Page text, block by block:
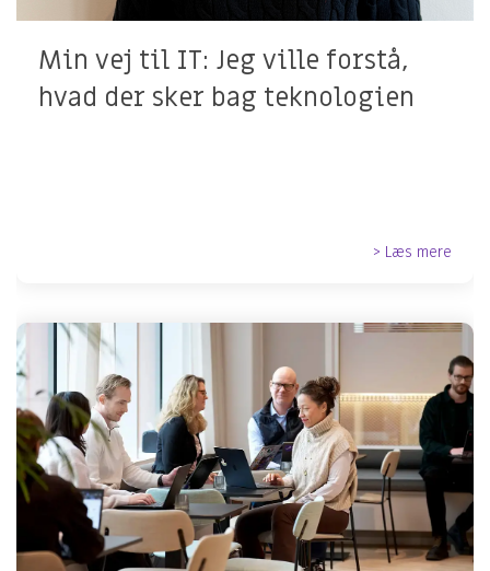
Min vej til IT: Jeg ville forstå,
hvad der sker bag teknologien
> Læs mere